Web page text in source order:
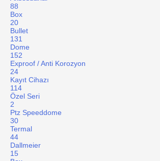
88
Box
20
Bullet
131
Dome
152
Exproof / Anti Korozyon
24
Kayıt Cihazı
114
Özel Seri
2
Ptz Speeddome
30
Termal
44
Dallmeier
15